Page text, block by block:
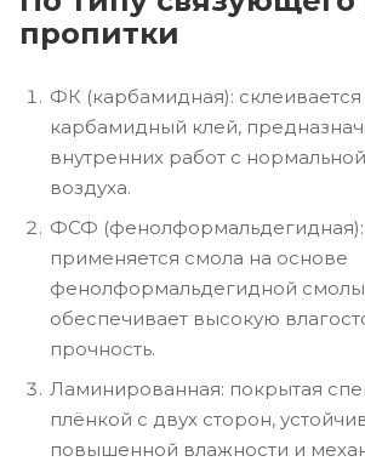
пропитки
ФК (карбамидная):
карбамидный клей,
внутренних работ с
воздуха.
ФСФ (фенолформальдегидная):
применяется смола на основе
фенолформальдегидной
обеспечивает высокую
прочность.
Ламинированная: покрытая
плёнкой с двух сторон,
повышенной влажности и